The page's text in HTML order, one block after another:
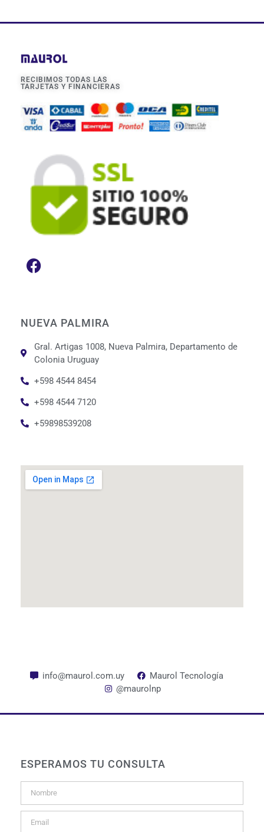
RECIBIMOS TODAS LAS
TARJETAS Y FINANCIERAS
NUEVA PALMIRA
Gral. Artigas 1008, Nueva Palmira, Departamento de
Colonia Uruguay
+598 4544 8454
+598 4544 7120
+59898539208
info@maurol.com.uy
Maurol Tecnología
@maurolnp
ESPERAMOS TU CONSULTA